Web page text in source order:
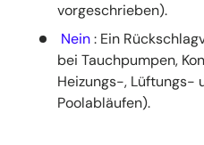
vorgeschrieben).
Nein: Ein
bei Tauchpumpen,
Heizungs-, Lüftungs-
Poolabläufen).